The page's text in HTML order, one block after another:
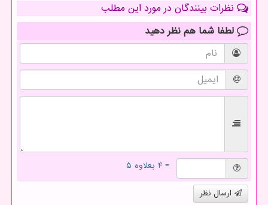
نظرات بینندگان در مورد این مطلب
لطفا شما هم نظر دهید
= ۴ بعلاوه ۵
ارسال نظر